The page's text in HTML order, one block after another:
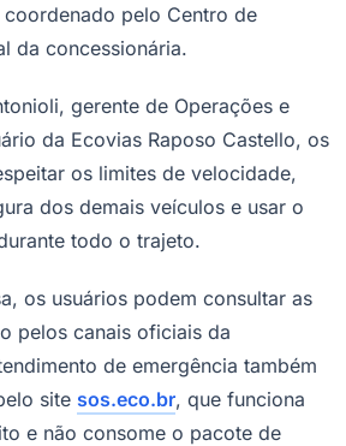
pelo Centro de
da concessionária.
gerente de Operações e
da Ecovias Raposo Castello, os
os limites de velocidade,
dos demais veículos e usar o
todo o trajeto.
os usuários podem consultar as
pelos canais oficiais da
de emergência também
site sos.eco.br, que funciona
e não consome o pacote de